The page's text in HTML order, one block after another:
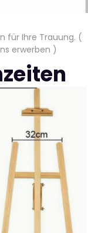
für Ihre Trauung. (
erwerben )